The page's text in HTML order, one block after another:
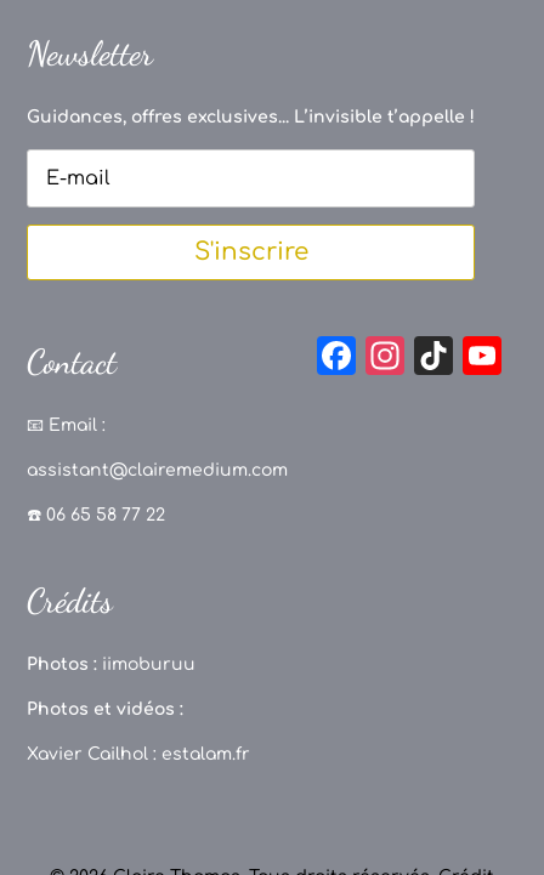
Newsletter
Guidances, offres exclusives... L’invisible t’appelle !
S'inscrire
Contact
📧 Email :
assistant@clairemedium.com
☎️ 06 65 58 77 22
F
In
Ti
Crédits
Photos : iimoburuu
Photos et vidéos :
Xavier Cailhol : estalam.fr